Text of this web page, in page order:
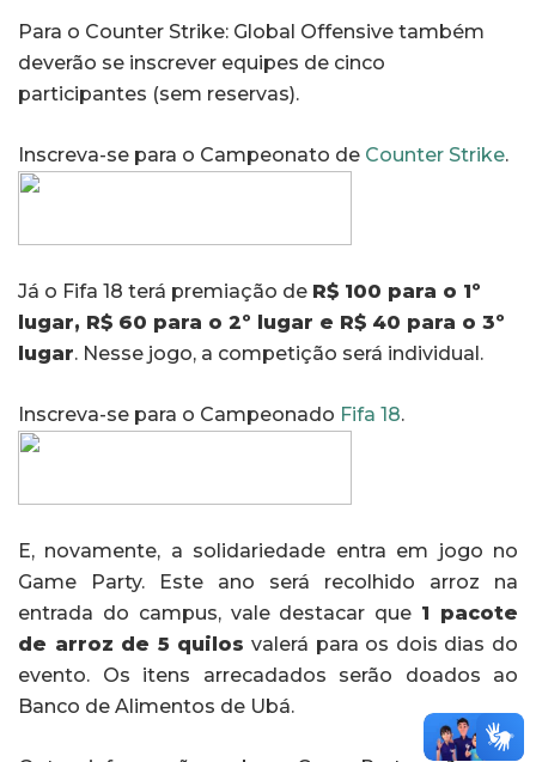
Para o Counter Strike: Global Offensive também
deverão se inscrever equipes de cinco
participantes (sem reservas).
Inscreva-se para o Campeonato de Counter Strike.
Já o Fifa 18 terá premiação de R$ 100 para o 1º
lugar, R$ 60 para o 2º lugar e R$ 40 para o 3º
lugar. Nesse jogo, a competição será individual.
Inscreva-se para o Campeonado Fifa 18.
E, novamente, a solidariedade entra em jogo no
Game Party. Este ano será recolhido arroz na
entrada do campus, vale destacar que 1 pacote
de arroz de 5 quilos valerá para os dois dias do
evento. Os itens arrecadados serão doados ao
Banco de Alimentos de Ubá.